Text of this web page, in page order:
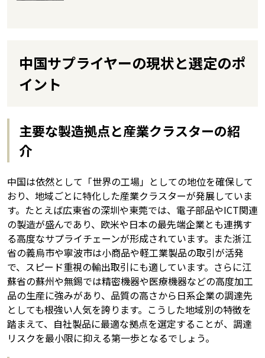
中国サプライヤーの現状と選定のポ
イント
主要な製造拠点と産業クラスターの紹
介
中国は依然として「世界の工場」としての地位を確保して
おり、地域ごとに特化した産業クラスターが発展していま
す。たとえば広東省の深圳や東莞では、電子部品やICT関連
の製造が盛んであり、欧米や日本の最先端企業とも連携す
る高度なサプライチェーンが形成されています。また浙江
省の義烏市や寧波市は小商品や軽工業製品の取引が活発
で、スピード重視の輸出取引にも適しています。さらに江
蘇省の蘇州や無錫では精密機器や医療機器などの高度加工
品の生産に強みがあり、品質の高さから日系企業の調達先
としても根強い人気を誇ります。こうした地域別の特徴を
踏まえて、自社製品に最適な拠点を選定することが、調達
リスクを最小限に抑える第一歩となるでしょう。